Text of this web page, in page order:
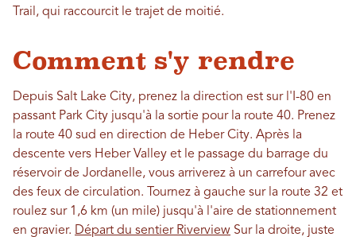
Trail, qui raccourcit le trajet de moitié.
Comment s'y rendre
Depuis Salt Lake City, prenez la direction est sur l'I-80 en
passant Park City jusqu'à la sortie pour la route 40. Prenez
la route 40 sud en direction de Heber City. Après la
descente vers Heber Valley et le passage du barrage du
réservoir de Jordanelle, vous arriverez à un carrefour avec
des feux de circulation. Tournez à gauche sur la route 32 et
roulez sur 1,6 km (un mile) jusqu'à l'aire de stationnement
en gravier. Départ du sentier Riverview Sur la droite, juste